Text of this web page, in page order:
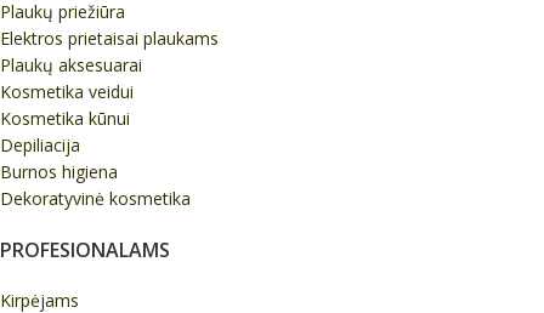
Plaukų priežiūra
Elektros prietaisai plaukams
Plaukų aksesuarai
Kosmetika veidui
Kosmetika kūnui
Depiliacija
Burnos higiena
Dekoratyvinė kosmetika
PROFESIONALAMS
Kirpėjams